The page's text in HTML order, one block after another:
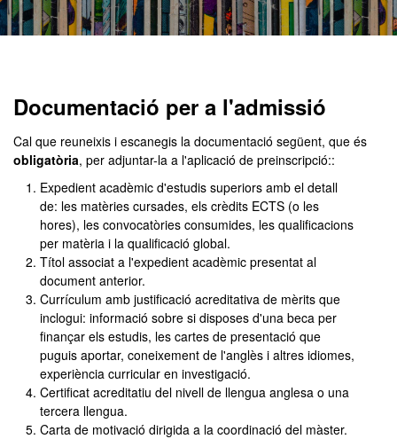
Documentació per a l'admissió
Cal que reuneixis i escanegis la documentació següent, que és
obligatòria, per adjuntar-la a l'aplicació de preinscripció::
Expedient acadèmic d'estudis superiors amb el detall
de: les matèries cursades, els crèdits ECTS (o les
hores), les convocatòries consumides, les qualificacions
per matèria i la qualificació global.
Títol associat a l'expedient acadèmic presentat al
document anterior.
Currículum amb justificació acreditativa de mèrits que
inclogui: informació sobre si disposes d'una beca per
finançar els estudis, les cartes de presentació que
puguis aportar, coneixement de l'anglès i altres idiomes,
experiència curricular en investigació.
Certificat acreditatiu del nivell de llengua anglesa o una
tercera llengua.
Carta de motivació dirigida a la coordinació del màster.